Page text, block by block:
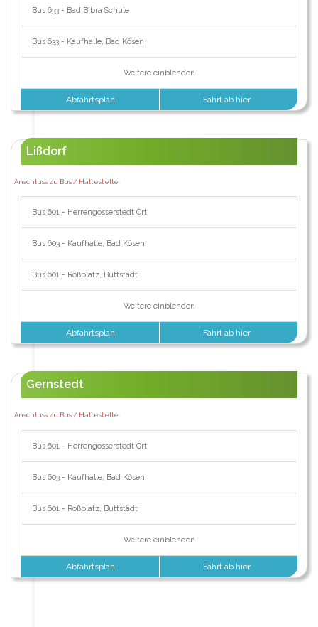
Bus 633 - Bad Bibra Schule
Bus 633 - Kaufhalle, Bad Kösen
Weitere einblenden
Abfahrtsplan Fahrt ab hier
Lißdorf
Anschluss zu Bus / Haltestelle:
Bus 601 - Herrengosserstedt Ort
Bus 603 - Kaufhalle, Bad Kösen
Bus 601 - Roßplatz, Buttstädt
Weitere einblenden
Abfahrtsplan Fahrt ab hier
Gernstedt
Anschluss zu Bus / Haltestelle:
Bus 601 - Herrengosserstedt Ort
Bus 603 - Kaufhalle, Bad Kösen
Bus 601 - Roßplatz, Buttstädt
Weitere einblenden
Abfahrtsplan Fahrt ab hier